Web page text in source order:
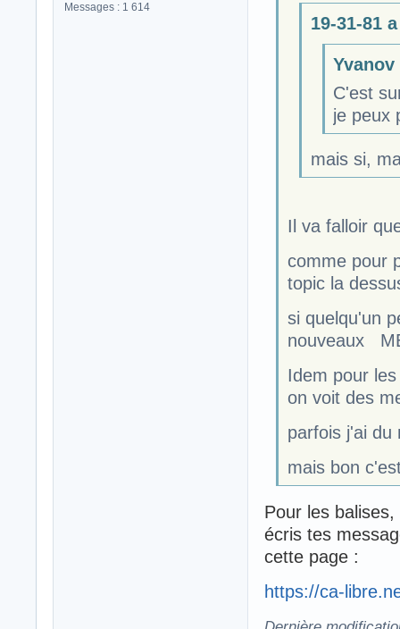
Messages : 1 614
19-31-81
C'est
je peux
mais si,
Il va falloir
comme pour
topic la
si quelqu'un
nouveaux
Idem pour
on voit des
parfois j'ai
mais bon
Pour les
écris tes
cette page :
https://ca-